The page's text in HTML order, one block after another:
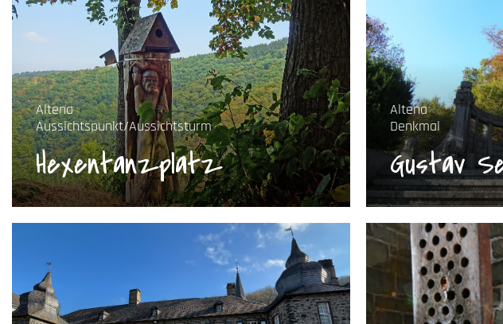
Altena
Aussichtspunkt/Aussichtsturm
Hexentanzplatz
Altena
Denkmal
Gustav